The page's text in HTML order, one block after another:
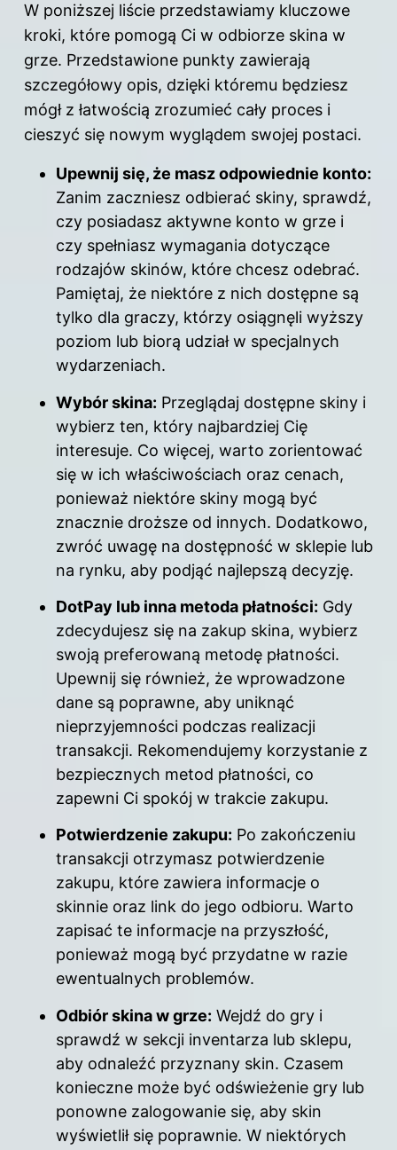
W poniższej liście przedstawiamy kluczowe
kroki, które pomogą Ci w odbiorze skina w
grze. Przedstawione punkty zawierają
szczegółowy opis, dzięki któremu będziesz
mógł z łatwością zrozumieć cały proces i
cieszyć się nowym wyglądem swojej postaci.
Upewnij się, że masz odpowiednie konto:
Zanim zaczniesz odbierać skiny, sprawdź,
czy posiadasz aktywne konto w grze i
czy spełniasz wymagania dotyczące
rodzajów skinów, które chcesz odebrać.
Pamiętaj, że niektóre z nich dostępne są
tylko dla graczy, którzy osiągnęli wyższy
poziom lub biorą udział w specjalnych
wydarzeniach.
Wybór skina: Przeglądaj dostępne skiny i
wybierz ten, który najbardziej Cię
interesuje. Co więcej, warto zorientować
się w ich właściwościach oraz cenach,
ponieważ niektóre skiny mogą być
znacznie droższe od innych. Dodatkowo,
zwróć uwagę na dostępność w sklepie lub
na rynku, aby podjąć najlepszą decyzję.
DotPay lub inna metoda płatności: Gdy
zdecydujesz się na zakup skina, wybierz
swoją preferowaną metodę płatności.
Upewnij się również, że wprowadzone
dane są poprawne, aby uniknąć
nieprzyjemności podczas realizacji
transakcji. Rekomendujemy korzystanie z
bezpiecznych metod płatności, co
zapewni Ci spokój w trakcie zakupu.
Potwierdzenie zakupu: Po zakończeniu
transakcji otrzymasz potwierdzenie
zakupu, które zawiera informacje o
skinnie oraz link do jego odbioru. Warto
zapisać te informacje na przyszłość,
ponieważ mogą być przydatne w razie
ewentualnych problemów.
Odbiór skina w grze: Wejdź do gry i
sprawdź w sekcji inventarza lub sklepu,
aby odnaleźć przyznany skin. Czasem
konieczne może być odświeżenie gry lub
ponowne zalogowanie się, aby skin
wyświetlił się poprawnie. W niektórych